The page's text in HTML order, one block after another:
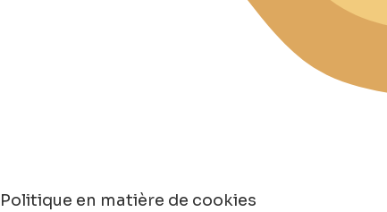
Politique en matière de cookies